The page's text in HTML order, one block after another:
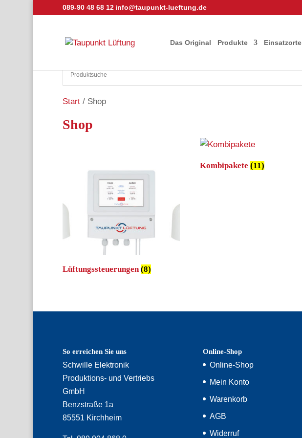
089-90 48 68 12 info@taupunkt-lueftung.de
Das Original Produkte Einsatzorte
Start/ Shop
Shop
Lüftungssteuerungen (8)
Kombipakete(11)
So erreichen Sie uns
Schwille Elektronik
Produktions- und Vertriebs
GmbH
Benzstraße 1a
85551 Kirchheim
Online-Shop
Online-Shop
Mein Konto
Warenkorb
AGB
Widerruf